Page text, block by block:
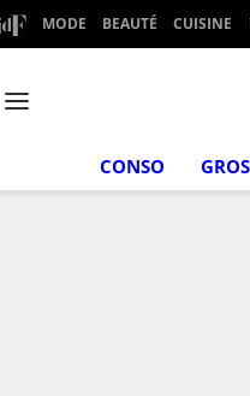
MODE BEAUTÉ CUISINE
CONSO